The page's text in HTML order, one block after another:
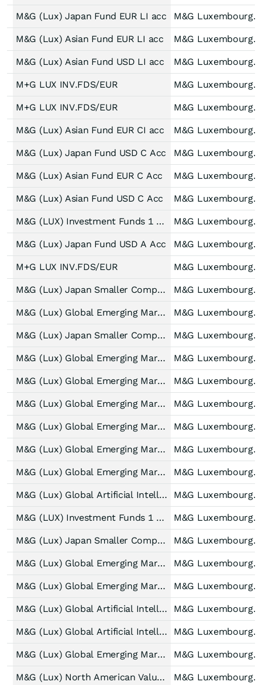
M&G (Lux) Japan Fund EUR LI acc M&G Luxembourg S.A.
M&G (Lux) Asian Fund EUR LI acc M&G Luxembourg S.A.
M&G (Lux) Asian Fund USD LI acc M&G Luxembourg S.A.
M+G LUX INV.FDS/EUR M&G Luxembourg S.A.
M+G LUX INV.FDS/EUR M&G Luxembourg S.A.
M&G (Lux) Asian Fund EUR CI acc M&G Luxembourg S.A.
M&G (Lux) Japan Fund USD C Acc M&G Luxembourg S.A.
M&G (Lux) Asian Fund EUR C Acc M&G Luxembourg S.A.
M&G (Lux) Asian Fund USD C Acc M&G Luxembourg S.A.
M&G (LUX) Investment Funds 1 SICAV - M&G (Lux) Japan Fund (A) M&G Luxembourg S.A.
M&G (Lux) Japan Fund USD A Acc M&G Luxembourg S.A.
M+G LUX INV.FDS/EUR M&G Luxembourg S.A.
M&G (Lux) Japan Smaller Companies Fund EUR C Acc M&G Luxembourg S.A.
M&G (Lux) Global Emerging Markets Fund EUR J Acc M&G Luxembourg S.A.
M&G (Lux) Japan Smaller Companies Fund USD C Acc M&G Luxembourg S.A.
M&G (Lux) Global Emerging Markets Fund USD J Acc M&G Luxembourg S.A.
M&G (Lux) Global Emerging Markets Fund EUR C Dis M&G Luxembourg S.A.
M&G (Lux) Global Emerging Markets Fund USD CI acc M&G Luxembourg S.A.
M&G (Lux) Global Emerging Markets Fund EUR C Acc M&G Luxembourg S.A.
M&G (Lux) Global Emerging Markets Fund USD C Acc M&G Luxembourg S.A.
M&G (Lux) Global Emerging Markets Fund USD C Dis M&G Luxembourg S.A.
M&G (Lux) Global Artificial Intelligence Fund EUR C Acc M&G Luxembourg S.A.
M&G (LUX) Investment Funds 1 SICAV - M&G (Lux) Japan Smaller Companies Fund (A) M&G Luxembourg S.A.
M&G (Lux) Japan Smaller Companies Fund USD A Acc M&G Luxembourg S.A.
M&G (Lux) Global Emerging Markets Fund EUR A Dis M&G Luxembourg S.A.
M&G (Lux) Global Emerging Markets Fund USD A Dis M&G Luxembourg S.A.
M&G (Lux) Global Artificial Intelligence Fund EUR A Dist M&G Luxembourg S.A.
M&G (Lux) Global Artificial Intelligence Fund EUR A Acc M&G Luxembourg S.A.
M&G (Lux) Global Emerging Markets Fund EUR C-H Acc M&G Luxembourg S.A.
M&G (Lux) North American Value Fund EUR C Acc M&G Luxembourg S.A.